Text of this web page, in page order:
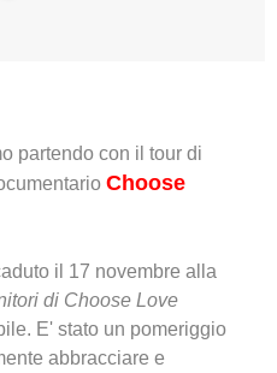
partendo con il tour di
Choose
il 17 novembre alla
di Choose Love
E' stato un pomeriggio
abbracciare e